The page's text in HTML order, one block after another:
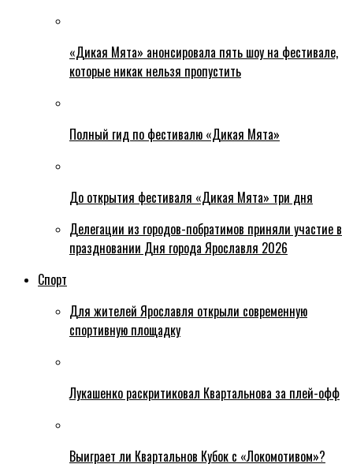
«Дикая Мята» анонсировала пять шоу на фестивале,
которые никак нельзя пропустить
Полный гид по фестивалю «Дикая Мята»
До открытия фестиваля «Дикая Мята» три дня
Делегации из городов-побратимов приняли участие в
праздновании Дня города Ярославля 2026
Спорт
Для жителей Ярославля открыли современную
спортивную площадку
Лукашенко раскритиковал Квартальнова за плей-офф
Выиграет ли Квартальнов Кубок с «Локомотивом»?